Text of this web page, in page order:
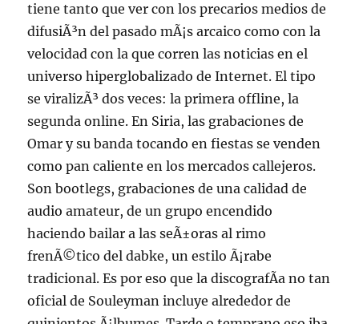
tiene tanto que ver con los precarios medios de
difusiÃ³n del pasado mÃ¡s arcaico como con la
velocidad con la que corren las noticias en el
universo hiperglobalizado de Internet. El tipo
se viralizÃ³ dos veces: la primera offline, la
segunda online. En Siria, las grabaciones de
Omar y su banda tocando en fiestas se venden
como pan caliente en los mercados callejeros.
Son bootlegs, grabaciones de una calidad de
audio amateur, de un grupo encendido
haciendo bailar a las seÃ±oras al rimo
frenÃ©tico del dabke, un estilo Ã¡rabe
tradicional. Es por eso que la discografÃ­a no tan
oficial de Souleyman incluye alrededor de